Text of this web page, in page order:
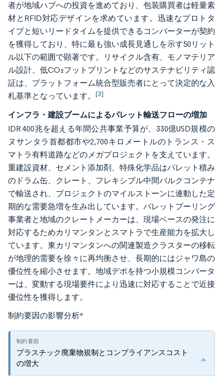
者が地域ハブへの投資を進めており、包装購買者は軽量素
材とRFID対応デザインを求めています。迅速なプロトタ
イプと短いリードタイムを提供できるコンバーターが契約
を獲得しており、特に最も強い成長見通しを示す50リット
ル以下の範囲で顕著です。リサイクル含有、モノマテリア
ル設計、低CO₂フットプリントなどのサステナビリティ認
証は、プラットフォーム統合型販売者にとって決定的な入
札基準となっています。 [3]
インフラ・建設ブームによるパレット輸送フローの増加
IDR 400兆を超える年間公共事業予算が、330億USD規模の
ヌサンタラ首都都市や2,700キロメートルのトランス・ス
マトラ有料道路などのメガプロジェクトを支えています。
重建設資材、セメント添加剤、特殊化学品はパレット積み
のドラム缶、クレート、フレキシブル中間バルクコンテナ
で輸送され、プロジェクトのマイルストーンに連動した定
期的な需要急増を生み出しています。パレットプーリング
事業者と地域のクレートメーカーは、現場ベースの発注に
対応するためカリマンタンとスマトラで生産能力を拡大し
ています。東カリマンタンへの関連製造クラスターの移転
が地理的需要を徐々に再均衡させ、長期的にはジャワ島の
優位性を縮小させます。地域デポを持つ小規模コンバータ
ーは、変動する現場要件により迅速に対応することで近接
優位性を獲得します。
制約要因の影響分析*
プラスチック廃棄物規制とコンプライアンスコスト
の増大